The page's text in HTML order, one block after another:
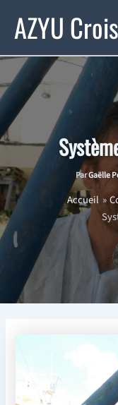
contenu
AZYU
ParGaëlle
Accueil